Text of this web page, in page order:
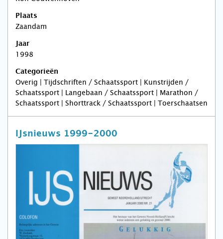
Plaats
Zaandam
Jaar
1998
Categorieën
Overig | Tijdschriften / Schaatssport | Kunstrijden /
Schaatssport | Langebaan / Schaatssport | Marathon /
Schaatssport | Shorttrack / Schaatssport | Toerschaatsen
IJsnieuws 1999-2000